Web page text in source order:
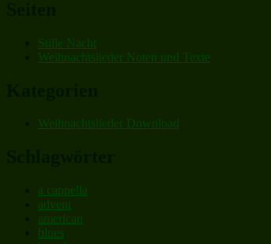
Stille Nacht
Weihnachtslieder Noten und Texte
Weihnachtslieder Download
a cappella
advent
american
blues